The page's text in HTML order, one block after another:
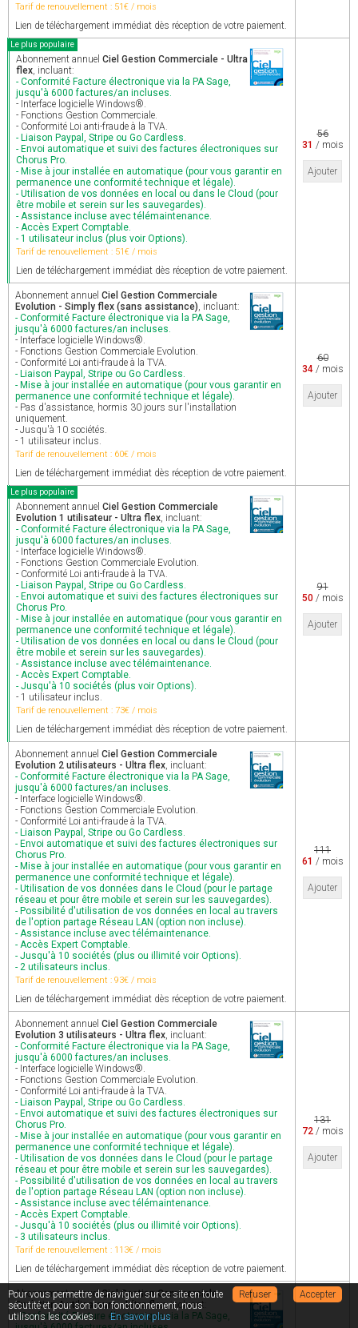
Tarif de renouvellement : 51€ / mois
Lien de téléchargement immédiat dès réception de votre paiement.
Le plus populaire
Abonnement annuel Ciel Gestion Commerciale - Ultra
flex, incluant:
- Conformité Facture électronique via la PA Sage,
jusqu'à 6000 factures/an incluses.
- Interface logicielle Windows®.
- Fonctions Gestion Commerciale.
- Conformité Loi anti-fraude à la TVA.
- Liaison Paypal, Stripe ou Go Cardless.
- Envoi automatique et suivi des factures électroniques sur
Chorus Pro.
- Mise à jour installée en automatique (pour vous garantir en
permanence une conformité technique et légale).
- Utilisation de vos données en local ou dans le Cloud (pour
être mobile et serein sur les sauvegardes).
- Assistance incluse avec télémaintenance.
- Accès Expert Comptable.
- 1 utilisateur inclus (plus voir Options).
Tarif de renouvellement : 51€ / mois
Lien de téléchargement immédiat dès réception de votre paiement.
56
31 / mois
Ajouter
Abonnement annuel Ciel Gestion Commerciale
Evolution - Simply flex (sans assistance), incluant:
- Conformité Facture électronique via la PA Sage,
jusqu'à 6000 factures/an incluses.
- Interface logicielle Windows®.
- Fonctions Gestion Commerciale Evolution.
- Conformité Loi anti-fraude à la TVA.
- Liaison Paypal, Stripe ou Go Cardless.
- Mise à jour installée en automatique (pour vous garantir en
permanence une conformité technique et légale).
- Pas d'assistance, hormis 30 jours sur l'installation
uniquement.
- Jusqu'à 10 sociétés.
- 1 utilisateur inclus.
Tarif de renouvellement : 60€ / mois
Lien de téléchargement immédiat dès réception de votre paiement.
60
34/ mois
Ajouter
Le plus populaire
Abonnement annuel Ciel Gestion Commerciale
Evolution 1 utilisateur - Ultra flex, incluant:
- Conformité Facture électronique via la PA Sage,
jusqu'à 6000 factures/an incluses.
- Interface logicielle Windows®.
- Fonctions Gestion Commerciale Evolution.
- Conformité Loi anti-fraude à la TVA.
- Liaison Paypal, Stripe ou Go Cardless.
- Envoi automatique et suivi des factures électroniques sur
Chorus Pro.
- Mise à jour installée en automatique (pour vous garantir en
permanence une conformité technique et légale).
- Utilisation de vos données en local ou dans le Cloud (pour
être mobile et serein sur les sauvegardes).
- Assistance incluse avec télémaintenance.
- Accès Expert Comptable.
- Jusqu'à 10 sociétés (plus voir Options).
- 1 utilisateur inclus.
Tarif de renouvellement : 73€ / mois
Lien de téléchargement immédiat dès réception de votre paiement.
91
50/ mois
Ajouter
Abonnement annuel Ciel Gestion Commerciale
Evolution 2 utilisateurs - Ultra flex, incluant:
- Conformité Facture électronique via la PA Sage,
jusqu'à 6000 factures/an incluses.
- Interface logicielle Windows®.
- Fonctions Gestion Commerciale Evolution.
- Conformité Loi anti-fraude à la TVA.
- Liaison Paypal, Stripe ou Go Cardless.
- Envoi automatique et suivi des factures électroniques sur
Chorus Pro.
- Mise à jour installée en automatique (pour vous garantir en
permanence une conformité technique et légale).
- Utilisation de vos données dans le Cloud (pour le partage
réseau et pour être mobile et serein sur les sauvegardes).
- Possibilité d'utilisation de vos données en local au travers
de l'option partage Réseau LAN (option non incluse).
- Assistance incluse avec télémaintenance.
- Accès Expert Comptable.
- Jusqu'à 10 sociétés (plus ou illimité voir Options).
- 2 utilisateurs inclus.
Tarif de renouvellement : 93€ / mois
Lien de téléchargement immédiat dès réception de votre paiement.
111
61 / mois
Ajouter
Abonnement annuel Ciel Gestion Commerciale
Evolution 3 utilisateurs - Ultra flex, incluant:
- Conformité Facture électronique via la PA Sage,
jusqu'à 6000 factures/an incluses.
- Interface logicielle Windows®.
- Fonctions Gestion Commerciale Evolution.
- Conformité Loi anti-fraude à la TVA.
- Liaison Paypal, Stripe ou Go Cardless.
- Envoi automatique et suivi des factures électroniques sur
Chorus Pro.
- Mise à jour installée en automatique (pour vous garantir en
permanence une conformité technique et légale).
- Utilisation de vos données dans le Cloud (pour le partage
réseau et pour être mobile et serein sur les sauvegardes).
- Possibilité d'utilisation de vos données en local au travers
de l'option partage Réseau LAN (option non incluse).
- Assistance incluse avec télémaintenance.
- Accès Expert Comptable.
- Jusqu'à 10 sociétés (plus ou illimité voir Options).
- 3 utilisateurs inclus.
Tarif de renouvellement : 113€ / mois
Lien de téléchargement immédiat dès réception de votre paiement.
131
72/ mois
Ajouter
Abonnement annuelCiel Gestion Commerciale
Evolution 4 utilisateurs - Ultra flex, incluant:
- Conformité Facture électronique via la PA Sage,
Accepter
Refuser
Pour vous permettre de naviguer sur ce site en toute
sécutité et pour son bon fonctionnement, nous
utilisons les cookies.
En savoir plus